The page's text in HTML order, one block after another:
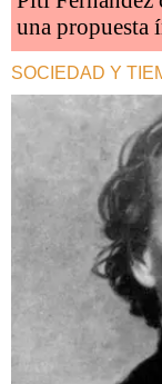
una propuesta
SOCIEDAD Y